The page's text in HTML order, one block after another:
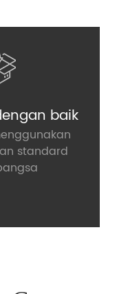
baik
standard